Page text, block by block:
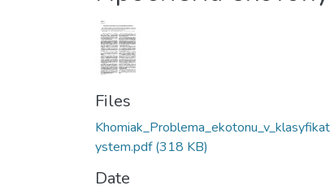
Files
ystem.pdf(318 KB)
Date